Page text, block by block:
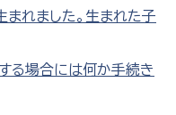
れました。生まれた子
る場合には何か手続き